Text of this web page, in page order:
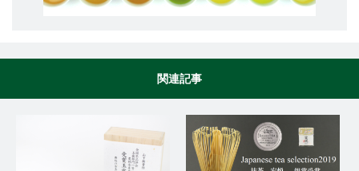
関連記事